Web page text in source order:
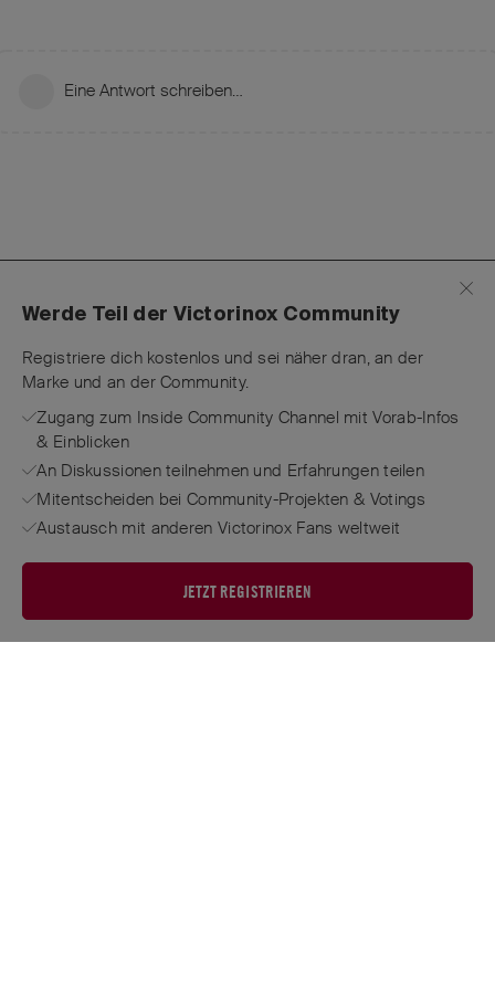
Eine Antwort schreiben…
Werde Teil der Victorinox Community
Registriere dich kostenlos und sei näher dran, an der
Marke und an der Community.
Zugang zum Inside Community Channel mit Vorab-Infos
& Einblicken
An Diskussionen teilnehmen und Erfahrungen teilen
Mitentscheiden bei Community-Projekten & Votings
Austausch mit anderen Victorinox Fans weltweit
JETZT REGISTRIEREN